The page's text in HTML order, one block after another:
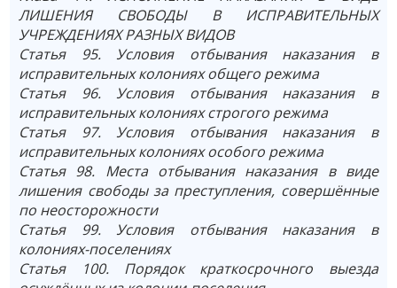
ЛИШЕНИЯ СВОБОДЫ В ИСПРАВИТЕЛЬНЫХ
УЧРЕЖДЕНИЯХ РАЗНЫХ ВИДОВ
Статья 95. Условия отбывания наказания в
исправительных колониях общего режима
Статья 96. Условия отбывания наказания в
исправительных колониях строгого режима
Статья 97. Условия отбывания наказания в
исправительных колониях особого режима
Статья 98. Места отбывания наказания в виде
лишения свободы за преступления, совершённые
по неосторожности
Статья 99. Условия отбывания наказания в
колониях-поселениях
Статья 100. Порядок краткосрочного выезда